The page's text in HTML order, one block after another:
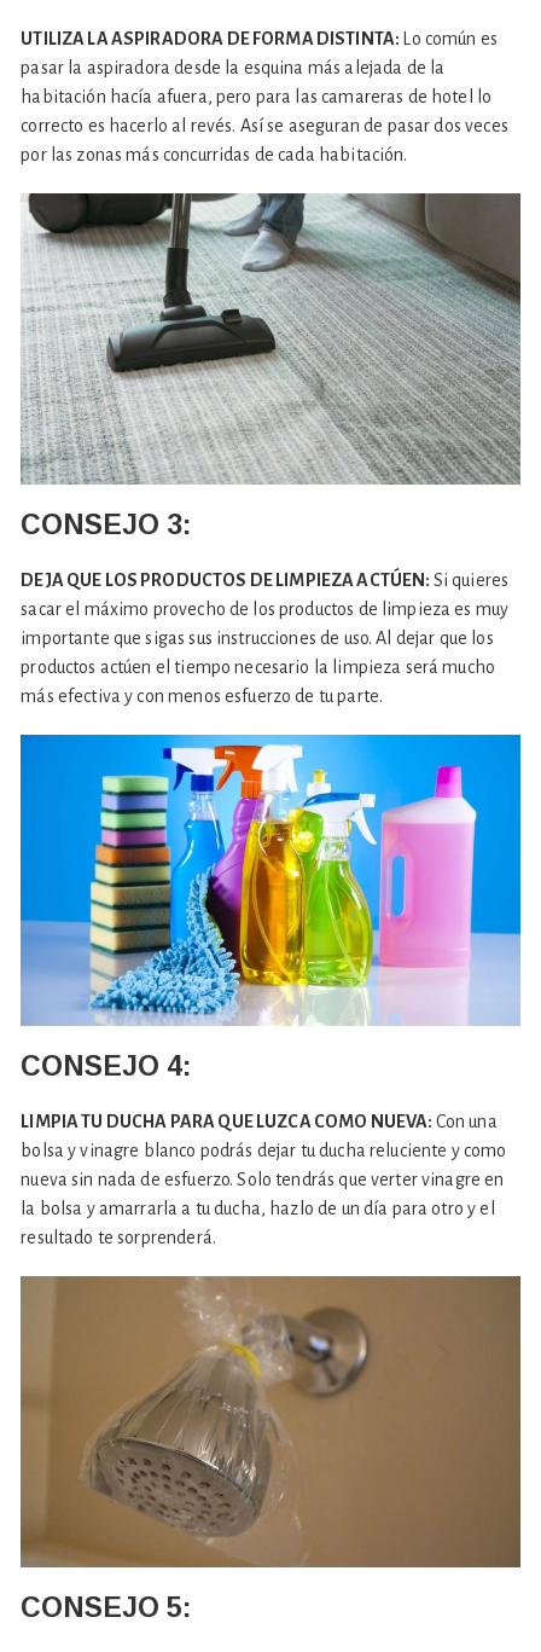
UTILIZA LA ASPIRADORA DE FORMA DISTINTA:
Lo común es
pasar la aspiradora desde la esquina más alejada de la
habitación hacía afuera, pero para las camareras de hotel lo
correcto es hacerlo al revés. Así se aseguran de pasar dos veces
por las zonas más concurridas de cada habitación.
CONSEJO 3:
DEJA QUE LOS PRODUCTOS DE LIMPIEZA ACTÚEN: Si quieres
sacar el máximo provecho de los productos de limpieza es muy
importante que sigas sus instrucciones de uso. Al dejar que los
productos actúen el tiempo necesario la limpieza será mucho
más efectiva y con menos esfuerzo de tu parte.
CONSEJO 4:
LIMPIA TU DUCHA PARA QUE LUZCA COMO NUEVA: Con una
bolsa y vinagre blanco podrás dejar tu ducha reluciente y como
nueva sin nada de esfuerzo. Solo tendrás que verter vinagre en
la bolsa y amarrarla a tu ducha, hazlo de un día para otro y el
resultado te sorprenderá.
CONSEJO 5: